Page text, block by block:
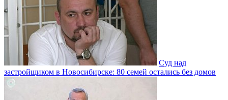
Суд над
застройщиком в Новосибирске: 80 семей остались без домов